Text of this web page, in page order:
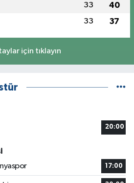
33 40
33 37
için tıklayın
20:00
17:00